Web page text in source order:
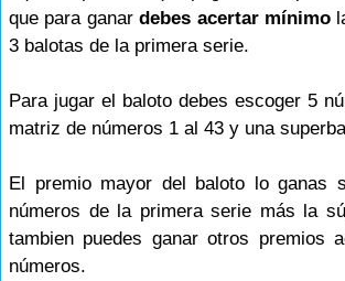
que para ganardebes acertar mínimo
3 balotas de la primera serie.
Para jugar el baloto debes escoger 5
matriz de números 1 al 43 y una
El premio mayor del baloto lo ganas
números de la primera serie más la
tambien puedes ganar otros premios
números.